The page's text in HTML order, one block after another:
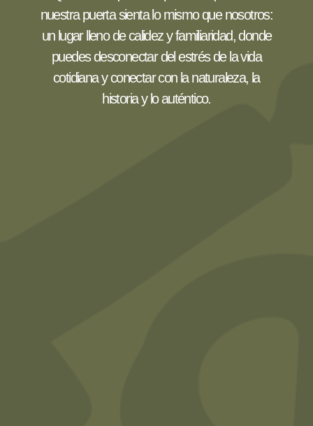
nuestra puerta sienta lo mismo que nosotros:
un lugar lleno de calidez y familiaridad, donde
puedes desconectar del estrés de la vida
cotidiana y conectar con la naturaleza, la
historia y lo auténtico.